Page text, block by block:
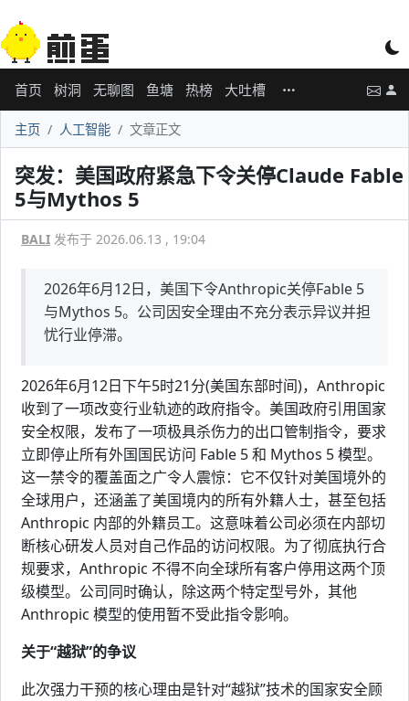
首页 树洞 无聊图 鱼塘 热榜 大吐槽
主页 人工智能 文章正文
突发：美国政府紧急下令关停Claude Fable
5与Mythos 5
BALI 发布于 2026.06.13 , 19:04
2026年6月12日，美国下令Anthropic关停Fable 5
与Mythos 5。公司因安全理由不充分表示异议并担
忧行业停滞。
2026年6月12日下午5时21分(美国东部时间)，Anthropic
收到了一项改变行业轨迹的政府指令。美国政府引用国家
安全权限，发布了一项极具杀伤力的出口管制指令，要求
立即停止所有外国国民访问 Fable 5 和 Mythos 5 模型。
这一禁令的覆盖面之广令人震惊：它不仅针对美国境外的
全球用户，还涵盖了美国境内的所有外籍人士，甚至包括
Anthropic 内部的外籍员工。这意味着公司必须在内部切
断核心研发人员对自己作品的访问权限。为了彻底执行合
规要求，Anthropic 不得不向全球所有客户停用这两个顶
级模型。公司同时确认，除这两个特定型号外，其他
Anthropic 模型的使用暂不受此指令影响。
关于“越狱”的争议
此次强力干预的核心理由是针对“越狱”技术的国家安全顾